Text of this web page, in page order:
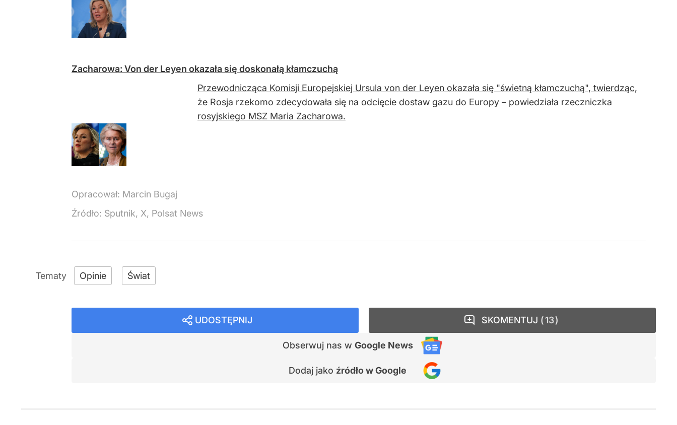
Zacharowa: Von der Leyen okazała się doskonałą kłamczuchą
Przewodnicząca Komisji Europejskiej Ursula von der Leyen okazała się "świetną kłamczuchą", twierdząc,
że Rosja rzekomo zdecydowała się na odcięcie dostaw gazu do Europy – powiedziała rzeczniczka
rosyjskiego MSZ Maria Zacharowa.
Opracował: Marcin Bugaj
Źródło: Sputnik, X, Polsat News
Opinie Świat
UDOSTĘPNIJ
Obserwuj nas w Google News
Dodaj jako źródło w Google
SKOMENTUJ 13